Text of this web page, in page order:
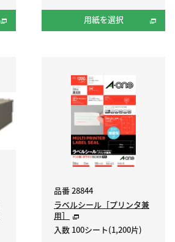
用紙を選択
品番 28844
ラベルシール［プリンタ兼
用］
入数 100シート(1,200片)